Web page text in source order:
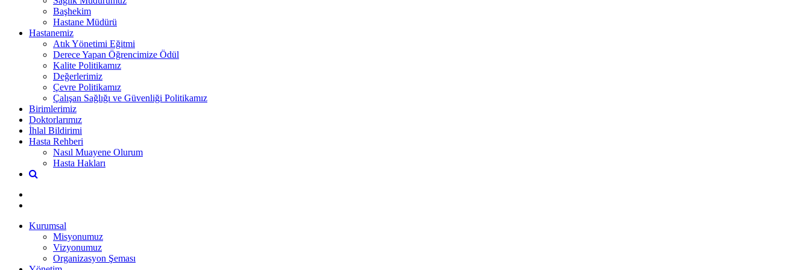
Başhekim
Hastane Müdürü
Hastanemiz
Atık Yönetimi Eğitmi
Derece Yapan Öğrencimize Ödül
Kalite Politikamız
Değerlerimiz
Çevre Politikamız
Çalışan Sağlığı ve Güvenliği Politikamız
Birimlerimiz
Doktorlarımız
İhlal Bildirimi
Hasta Rehberi
Nasıl Muayene Olurum
Hasta Hakları
Kurumsal
Misyonumuz
Vizyonumuz
Organizasyon Şeması